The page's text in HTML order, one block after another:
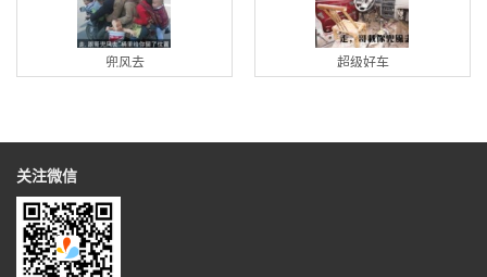
兜风去 超级好车
关注微信